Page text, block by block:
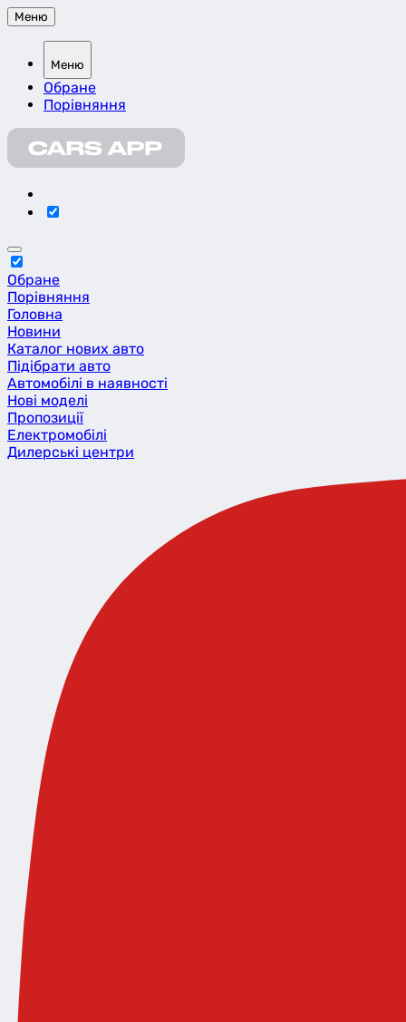
Меню
Меню
Обране
Порівняння
Обране
Порівняння
Головна
Новини
Каталог нових авто
Підібрати авто
Автомобілі в наявності
Нові моделі
Пропозиції
Eлектромобілі
Дилерські центри